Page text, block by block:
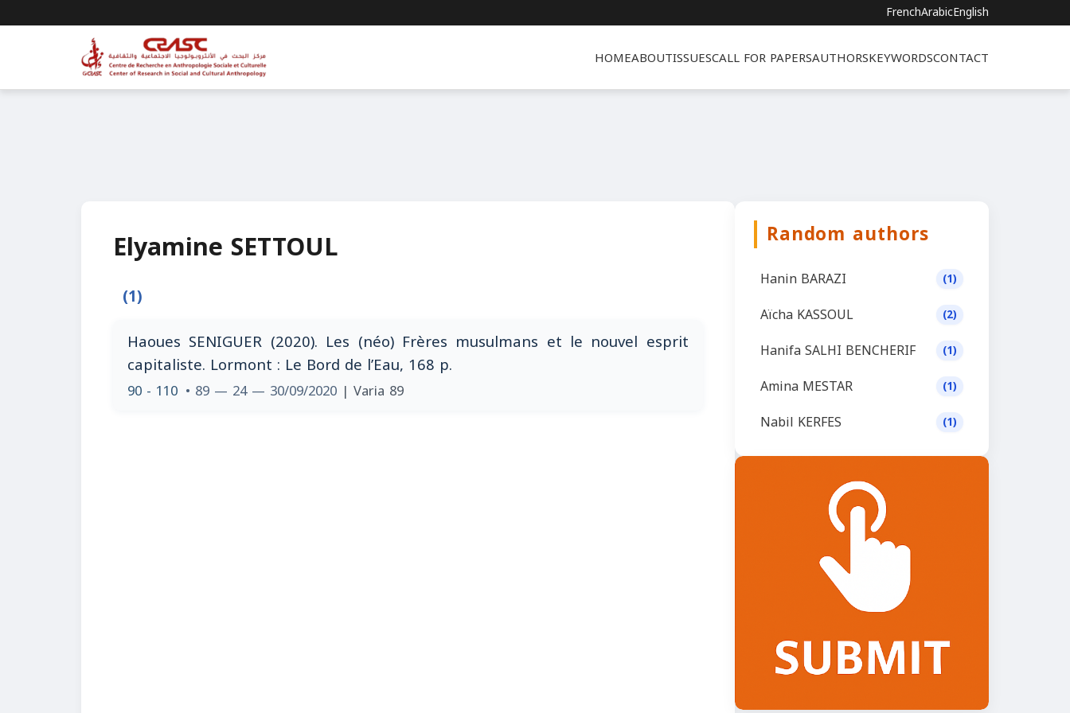
FrenchArabicEnglish
HOMEABOUTISSUESCALL FOR PAPERSAUTHORSKEYWORDSCONTACT
Elyamine SETTOUL
(1)
Haoues SENIGUER (2020). Les (néo) Frères musulmans et le nouvel esprit
capitaliste. Lormont : Le Bord de l’Eau, 168 p.
90 - 110 • 89 — 24 — 30/09/2020 | Varia 89
Random authors
Hanin BARAZI (1)
Aïcha KASSOUL (2)
Hanifa SALHI BENCHERIF (1)
Amina MESTAR (1)
Nabil KERFES (1)